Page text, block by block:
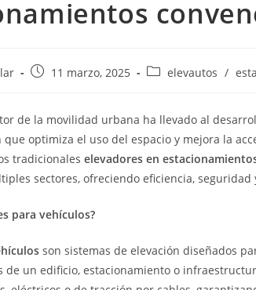
11 marzo, 2025 elevautos /
de la movilidad urbana ha llevado al
que optimiza el uso del espacio y mejora la
tradicionales elevadores en
sectores, ofreciendo eficiencia, seguridad
para vehículos?
son sistemas de elevación diseñados
un edificio, estacionamiento o